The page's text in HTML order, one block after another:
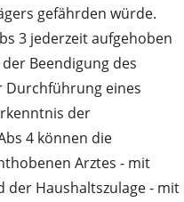
gefährden würde.
3 jederzeit aufgehoben
Beendigung des
Durchführung eines
der
4 können die
Arztes - mit
der Haushaltszulage - mit